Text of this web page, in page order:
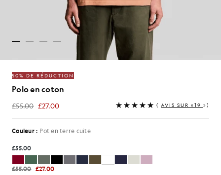
50% DE RÉDUCTION
Polo en coton
£55.00 £27.00
£27.00 ( AVIS SUR «19 »)
Couleur : Pot en terre cuite
£55.00
£55.00 £27.00